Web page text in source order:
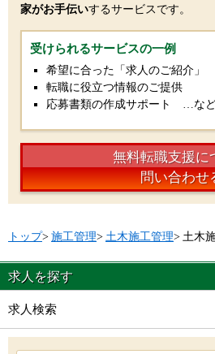
家がお手伝いするサービスです。
受けられるサービスの一例
希望に合った「求人のご紹介」
転職に役立つ情報のご提供
応募書類の作成サポート …な
無料転職支援に
問い合わせ
トップ> 施工管理> 土木施工管理> 土木
求人を探す
求人検索